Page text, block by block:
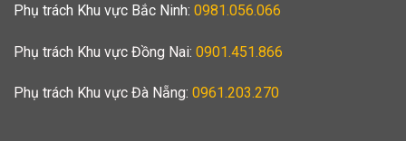
Phụ trách Khu vực Bắc Ninh: 0981.056.066
Phụ trách Khu vực Đồng Nai: 0901.451.866
Phụ trách Khu vực Đà Nẵng: 0961.203.270